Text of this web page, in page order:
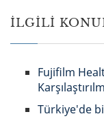
İLGILI
Fujifilm
Türkiye'de